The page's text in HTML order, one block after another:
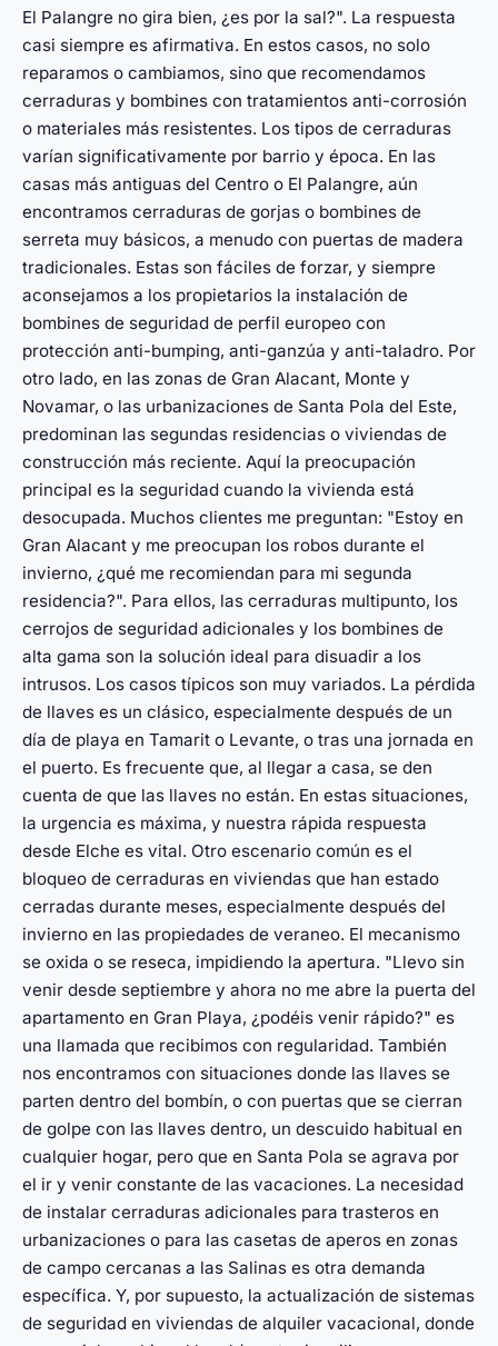
El Palangre no gira bien, ¿es por la sal?". La respuesta
casi siempre es afirmativa. En estos casos, no solo
reparamos o cambiamos, sino que recomendamos
cerraduras y bombines con tratamientos anti-corrosión
o materiales más resistentes. Los tipos de cerraduras
varían significativamente por barrio y época. En las
casas más antiguas del Centro o El Palangre, aún
encontramos cerraduras de gorjas o bombines de
serreta muy básicos, a menudo con puertas de madera
tradicionales. Estas son fáciles de forzar, y siempre
aconsejamos a los propietarios la instalación de
bombines de seguridad de perfil europeo con
protección anti-bumping, anti-ganzúa y anti-taladro. Por
otro lado, en las zonas de Gran Alacant, Monte y
Novamar, o las urbanizaciones de Santa Pola del Este,
predominan las segundas residencias o viviendas de
construcción más reciente. Aquí la preocupación
principal es la seguridad cuando la vivienda está
desocupada. Muchos clientes me preguntan: "Estoy en
Gran Alacant y me preocupan los robos durante el
invierno, ¿qué me recomiendan para mi segunda
residencia?". Para ellos, las cerraduras multipunto, los
cerrojos de seguridad adicionales y los bombines de
alta gama son la solución ideal para disuadir a los
intrusos. Los casos típicos son muy variados. La pérdida
de llaves es un clásico, especialmente después de un
día de playa en Tamarit o Levante, o tras una jornada en
el puerto. Es frecuente que, al llegar a casa, se den
cuenta de que las llaves no están. En estas situaciones,
la urgencia es máxima, y nuestra rápida respuesta
desde Elche es vital. Otro escenario común es el
bloqueo de cerraduras en viviendas que han estado
cerradas durante meses, especialmente después del
invierno en las propiedades de veraneo. El mecanismo
se oxida o se reseca, impidiendo la apertura. "Llevo sin
venir desde septiembre y ahora no me abre la puerta del
apartamento en Gran Playa, ¿podéis venir rápido?" es
una llamada que recibimos con regularidad. También
nos encontramos con situaciones donde las llaves se
parten dentro del bombín, o con puertas que se cierran
de golpe con las llaves dentro, un descuido habitual en
cualquier hogar, pero que en Santa Pola se agrava por
el ir y venir constante de las vacaciones. La necesidad
de instalar cerraduras adicionales para trasteros en
urbanizaciones o para las casetas de aperos en zonas
de campo cercanas a las Salinas es otra demanda
específica. Y, por supuesto, la actualización de sistemas
de seguridad en viviendas de alquiler vacacional, donde